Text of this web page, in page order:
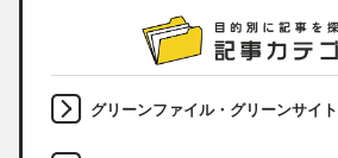
グリーンファイル・グリーンサイト